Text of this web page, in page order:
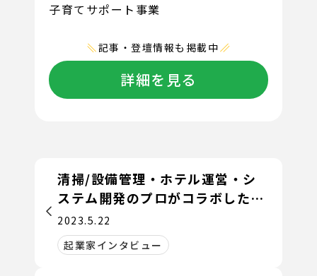
子育てサポート事業
記事・登壇情報も掲載中
詳細を見る
清掃/設備管理・ホテル運営・シ
ステム開発のプロがコラボした異
色の清掃管理会社
2023.5.22
起業家インタビュー